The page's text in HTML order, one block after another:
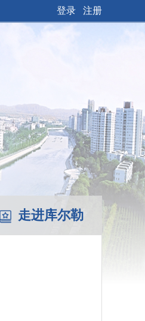
登录 注册
走进库尔勒